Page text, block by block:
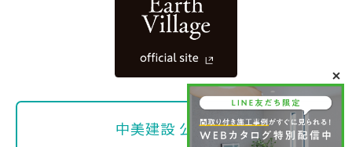
中美建設 公式SNS